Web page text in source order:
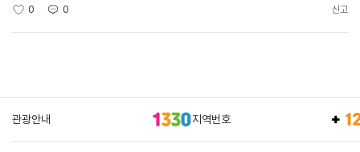
0 0 신고
관광안내 지역번호